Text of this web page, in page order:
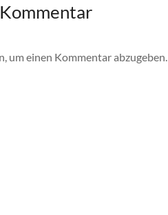
um einen Kommentar abzugeben.